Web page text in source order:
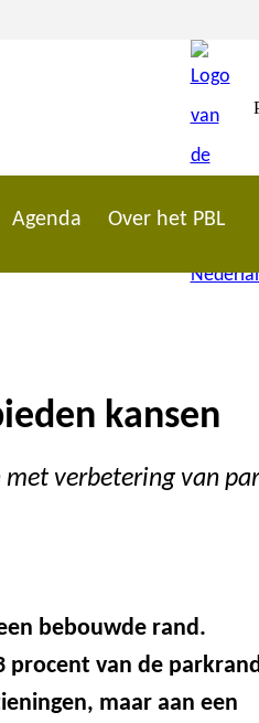
Agenda Over het PBL
kansen
verbetering van
bebouwde rand.
procent van de
maar aan een